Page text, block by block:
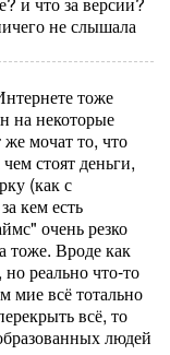
не слышала
тоже
на некоторые
мочат то, что
стоят деньги,
(как с
кем есть
очень резко
тоже. Вроде как
но реально что-то
мие всё тотально
всё, то
людей